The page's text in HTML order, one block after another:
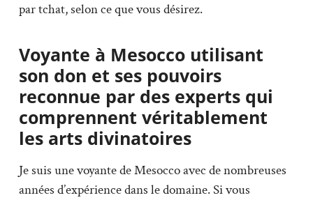
par tchat, selon ce que vous désirez.
Voyante à Mesocco utilisant
son don et ses pouvoirs
reconnue par des experts qui
comprennent véritablement
les arts divinatoires
Je suis une voyante de Mesocco avec de nombreuses
années d’expérience dans le domaine. Si vous